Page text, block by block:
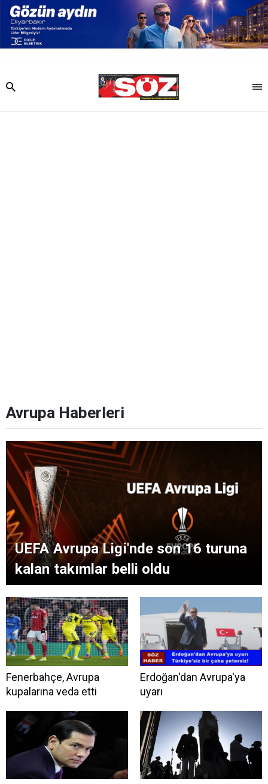
Avrupa Haberleri
UEFA Avrupa Ligi'nde son 16 turuna
kalan takımlar belli oldu
Fenerbahçe, Avrupa
kupalarına veda etti
Erdoğan'dan Avrupa'ya
uyarı